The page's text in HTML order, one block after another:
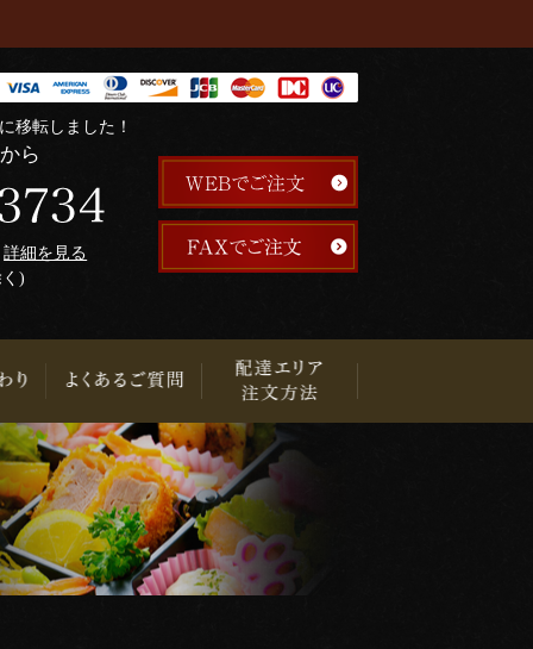
移転しました！
ら
詳細を見る
)